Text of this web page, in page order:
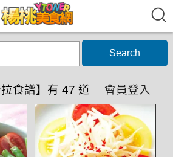
Search
拉食譜】有 47 道 會員登入